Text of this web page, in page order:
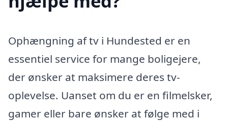
Ophængning af tv i Hundested er en
essentiel service for mange boligejere,
der ønsker at maksimere deres tv-
oplevelse. Uanset om du er en filmelsker,
gamer eller bare ønsker at følge med i